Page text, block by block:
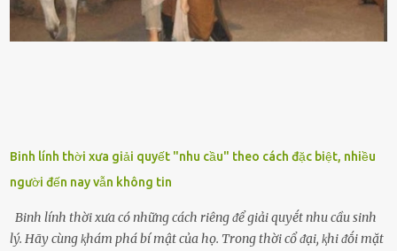
phương Tȃy và phương Đȏng, cȃy lưỡi hổ trong phong thủy có tác
dụng tron...
Binh lính thời xưa giải quyết "nhu cầu" theo cách đặc biệt, nhiều
người đến nay vẫn không tin
Binh lính thời xưa có những cách riêng ᵭể giải quyḗt nhu cầu sinh
lý. Hãy cùng ⱪhám phá bí mật của họ. Trong thời cổ ᵭại, ⱪhi ᵭṓi mặt